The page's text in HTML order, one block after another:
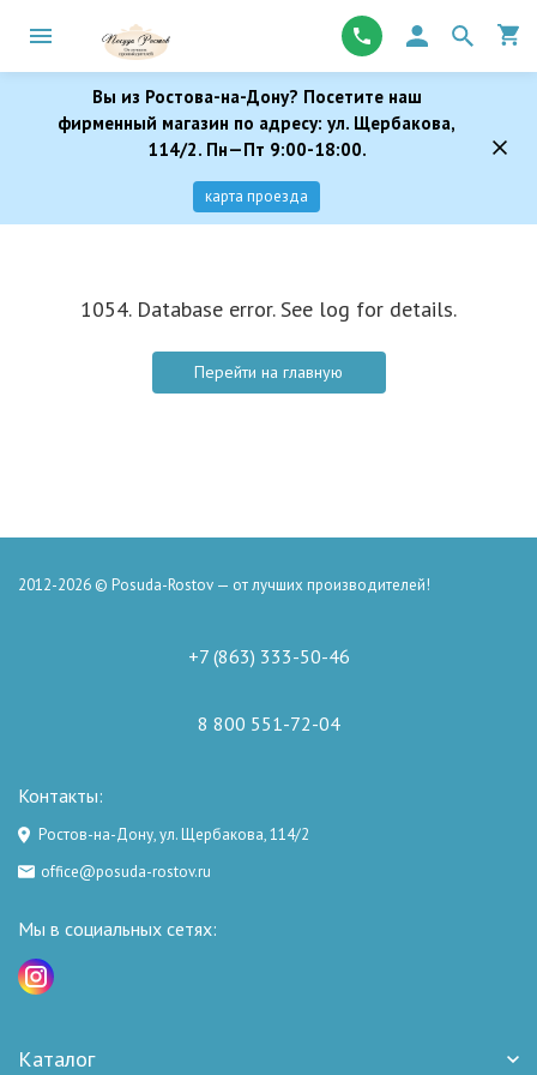
Вы из Ростова-на-Дону? Посетите наш
фирменный магазин по адресу: ул. Щербакова,
114/2. Пн—Пт 9:00-18:00.
карта проезда
1054. Database error. See log for details.
Перейти на главную
2012-2026 © Posuda-Rostov — от лучших производителей!
+7 (863) 333-50-46
8 800 551-72-04
Контакты:
Ростов-на-Дону, ул. Щербакова, 114/2
office@posuda-rostov.ru
Мы в социальных сетях:
Каталог